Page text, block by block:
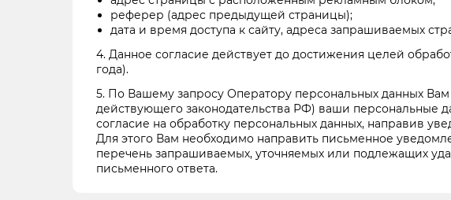
реферер (адрес предыдущей страницы);
дата и время доступа к сайту, адреса запрашиваемых
4. Данное согласие действует до достижения целей
года).
5. По Вашему запросу Оператору персональных данных
действующего законодательства РФ) ваши персональные
согласие на обработку персональных данных, направив
Для этого Вам необходимо направить письменное
перечень запрашиваемых, уточняемых или подлежащих
письменного ответа.